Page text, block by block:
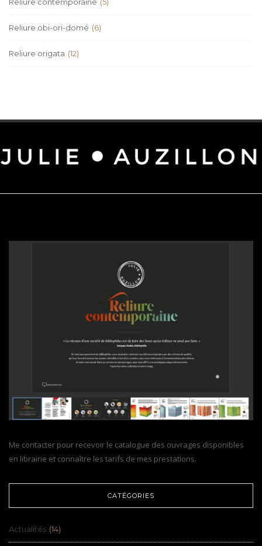
Reliure obi-ori-domé (6)
Reliure origata (12)
Me contacter pour recevoir le catalogue des ouvrages disponibles
en librairie et connaître les tarifs de mes prestations.
CATÉGORIES
Actualités (14)